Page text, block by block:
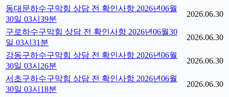
동대문하수구막힘 상담 전 확인사항 2026년06월
30일 03시39분
2026.06.30
구로하수구막힘 상담 전 확인사항 2026년06월30
일 03시31분
2026.06.30
강동구하수구막힘 상담 전 확인사항 2026년06월
30일 03시26분
2026.06.30
서초구하수구막힘 상담 전 확인사항 2026년06월
30일 03시18분
2026.06.30